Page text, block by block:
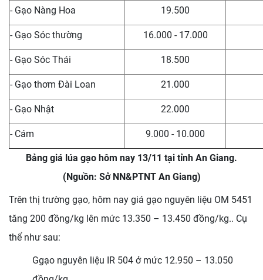
- Gạo Nàng Hoa 19.500
- Gạo Sóc thường 16.000 - 17.000
- Gạo Sóc Thái 18.500
- Gạo thơm Đài Loan 21.000
- Gạo Nhật 22.000
- Cám 9.000 - 10.000
Bảng giá lúa gạo hôm nay 13/11 tại tỉnh An Giang.
(Nguồn: Sở NN&PTNT An Giang)
Trên thị trường gạo, hôm nay giá gạo nguyên liệu OM 5451
tăng 200 đồng/kg lên mức 13.350 – 13.450 đồng/kg.. Cụ
thể như sau:
Ggạo nguyên liệu IR 504 ở mức 12.950 – 13.050